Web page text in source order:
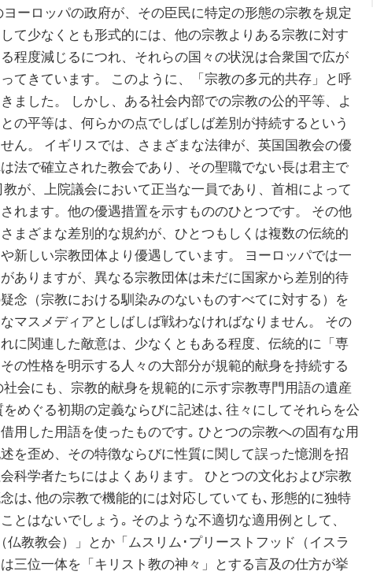
ーロッパの政府が、その臣民に特定の形態の宗教を規定
て少なくとも形式的には、他の宗教よりある宗教に対す
程度減じるにつれ、それらの国々の状況は合衆国で広が
てきています。 このように、「宗教の多元的共存」と呼
ました。 しかし、ある社会内部での宗教の公的平等、よ
の平等は、何らかの点でしばしば差別が持続するという
ん。 イギリスでは、さまざまな法律が、英国国教会の優
法で確立された教会であり、その聖職でない長は君主で
が、上院議会において正当な一員であり、首相によって
れます。他の優遇措置を示すもののひとつです。 その他
まざまな差別的な規約が、ひとつもしくは複数の伝統的
新しい宗教団体より優遇しています。 ヨーロッパでは一
ありますが、異なる宗教団体は未だに国家から差別的待
念（宗教における馴染みのないものすべてに対する）を
マスメディアとしばしば戦わなければなりません。 その
に関連した敵意は、少なくともある程度、伝統的に「専
の性格を明示する人々の大部分が規範的献身を持続する
会にも、宗教的献身を規範的に示す宗教専門用語の遺産
めぐる初期の定義ならびに記述は､ 往々にしてそれらを公
用した用語を使ったものです｡ ひとつの宗教への固有な用
を歪め、その特徴ならびに性質に関して誤った憶測を招
科学者たちにはよくあります。 ひとつの文化および宗教
は､ 他の宗教で機能的には対応していても､ 形態的に独特
とはないでしょう｡ そのような不適切な適用例として、
仏教教会）」とか「ムスリム･プリーストフッド（イスラ
三位一体を「キリスト教の神々」とする言及の仕方が挙